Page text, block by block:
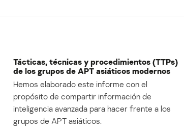
Tácticas, técnicas y procedimientos (TTPs)
de los grupos de APT asiáticos modernos
Hemos elaborado este informe con el
propósito de compartir información de
inteligencia avanzada para hacer frente a los
grupos de APT asiáticos.